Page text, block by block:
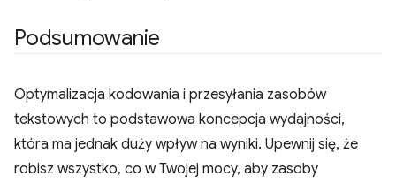
Podsumowanie
Optymalizacja kodowania i przesyłania zasobów
tekstowych to podstawowa koncepcja wydajności,
która ma jednak duży wpływ na wyniki. Upewnij się, że
robisz wszystko, co w Twojej mocy, aby zasoby